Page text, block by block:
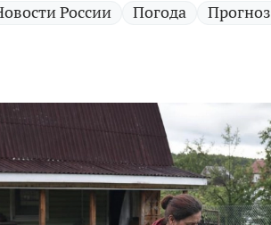
России Погода Прогноз